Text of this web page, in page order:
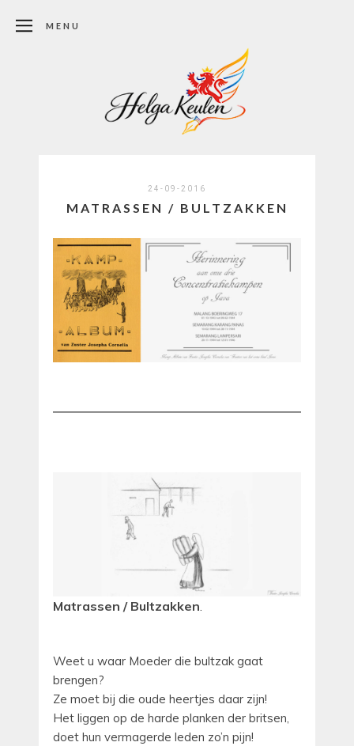
MENU
24-09-2016
MATRASSEN / BULTZAKKEN
Matrassen / Bultzakken
Weet u waar Moeder die bultzak gaat
brengen?
Ze moet bij die oude heertjes daar zijn!
Het liggen op de harde planken der britsen,
doet hun vermagerde leden zo’n pijn!